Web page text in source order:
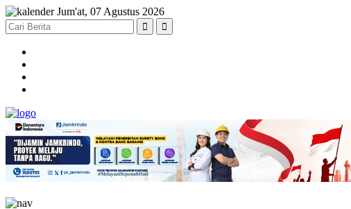
Jum'at, 07 Agustus 2026